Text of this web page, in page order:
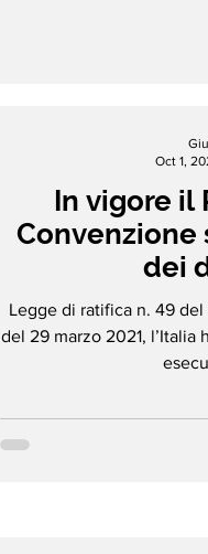
In vigore il
dei
Legge di ratifica n. 49
del 29 marzo 2021, l’Italia
Oct 1,